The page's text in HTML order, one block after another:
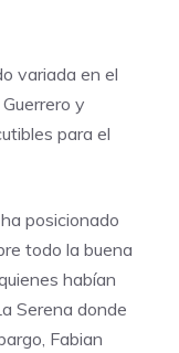
variada en el
y
para el
posicionado
todo la buena
habían
Serena donde
Fabian